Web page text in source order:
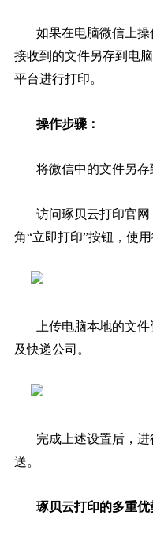
如果在电脑微信上
接收到的文件另存到电
平台进行打印。
操作步骤：
将微信中的文件另存
访问琢贝云打印官网
角“立即打印”按钮，使
上传电脑本地的文
及快递公司。
完成上述设置后，
送。
琢贝云打印的多重优